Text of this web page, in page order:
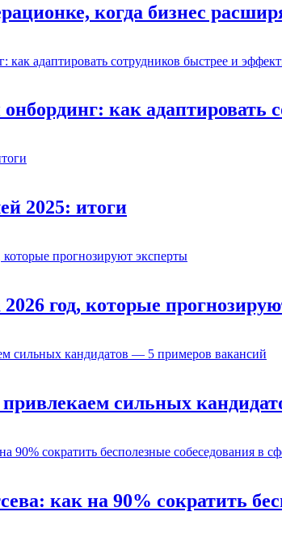
когда бизнес
как адаптировать
2025: итоги
год, которые
сильных
как на 90% сократить